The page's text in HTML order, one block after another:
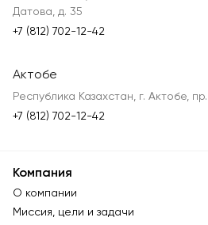
Датова, д. 35
+7 (812) 702-12-42
Актобе
Республика Казахстан, г. Актобе,
+7 (812) 702-12-42
Компания
О компании
Миссия, цели и задачи